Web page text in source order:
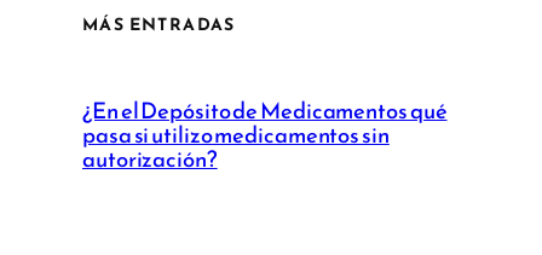
MÁS ENTRADAS
¿En el Depósito de Medicamentos qué
pasa si utilizo medicamentos sin
autorización?